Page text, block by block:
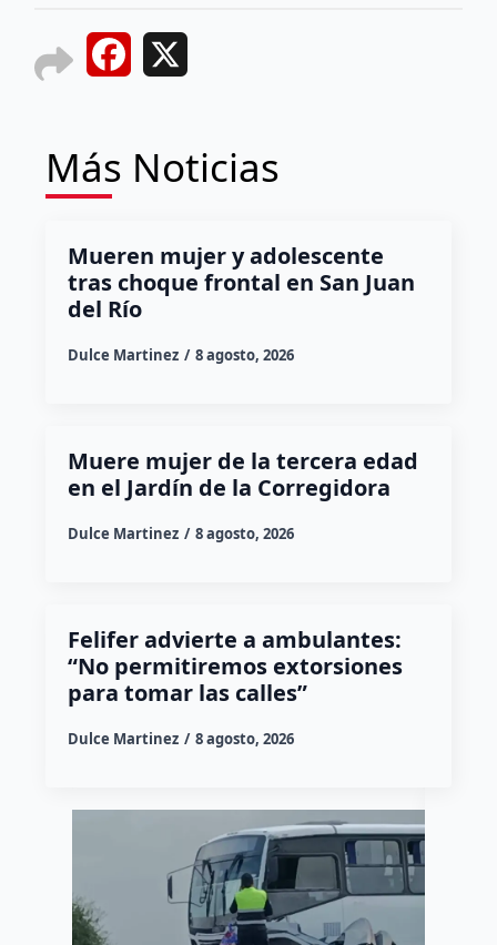
Facebook
Más Noticias
Mueren mujer y adolescente
tras choque frontal en San Juan
del Río
Dulce Martinez 8 agosto, 2026
Muere mujer de la tercera edad
en el Jardín de la Corregidora
Dulce Martinez 8 agosto, 2026
Felifer advierte a ambulantes:
“No permitiremos extorsiones
para tomar las calles”
Dulce Martinez 8 agosto, 2026